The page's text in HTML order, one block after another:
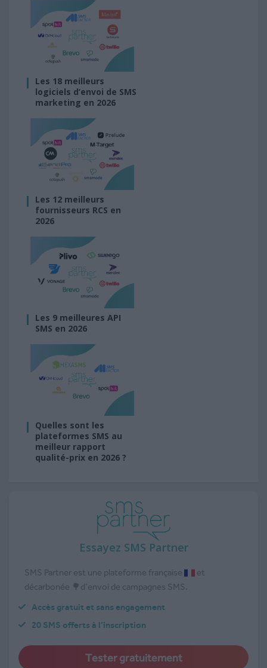
Les 18 meilleurs
logiciels d’envoi de SMS
marketing en 2026
Les 12 meilleurs
fournisseurs RCS en
2026
Les 9 meilleures API
SMS en 2026
Quelles sont les
plateformes SMS au
meilleur rapport
qualité-prix en 2026 ?
Essayez SMS Partner
SMS Partner est une plateforme française
et
décarbonée 🌳d’envoi de campagnes SMS.
Accès gratuit et sans engagement
20 SMS offerts à l’inscription
Tester gratuitement